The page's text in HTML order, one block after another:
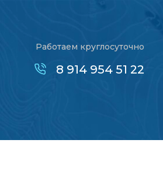
Работаем круглосуточно
8 914 954 51 22